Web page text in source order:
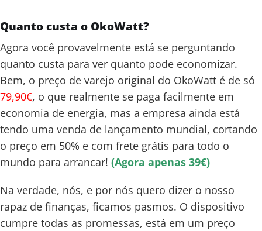
Quanto custa o OkoWatt?
Agora você provavelmente está se perguntando
quanto custa para ver quanto pode economizar.
Bem, o preço de varejo original do OkoWatt é de só
79,90€, o que realmente se paga facilmente em
economia de energia, mas a empresa ainda está
tendo uma venda de lançamento mundial, cortando
o preço em 50% e com frete grátis para todo o
mundo para arrancar! (Agora apenas 39€)
Na verdade, nós, e por nós quero dizer o nosso
rapaz de finanças, ficamos pasmos. O dispositivo
cumpre todas as promessas, está em um preço